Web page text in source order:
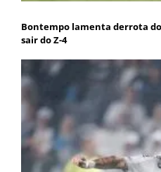
Bontempo lamenta derrota
sair do Z-4